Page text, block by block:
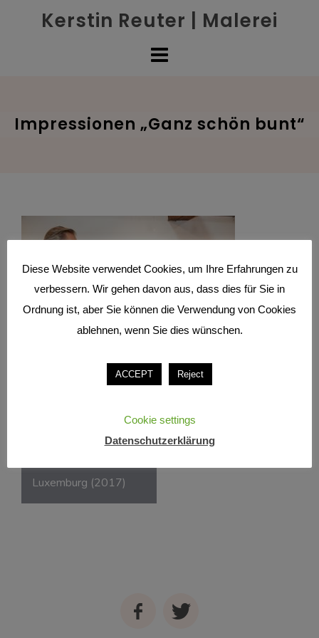
Kerstin Reuter | Malerei
Impressionen „Ganz schön bunt“
Beitragsnavigation
„Ganz schön bunt“,
Luxemburg (2017)
FacebookTwitter
Diese Website verwendet Cookies, um Ihre Erfahrungen zu
verbessern. Wir gehen davon aus, dass dies für Sie in
Ordnung ist, aber Sie können die Verwendung von Cookies
ablehnen, wenn Sie dies wünschen.
ACCEPT Reject
Cookie settings
Datenschutzerklärung